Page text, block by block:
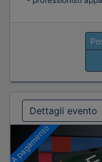
Dettagli evento
A pagamento